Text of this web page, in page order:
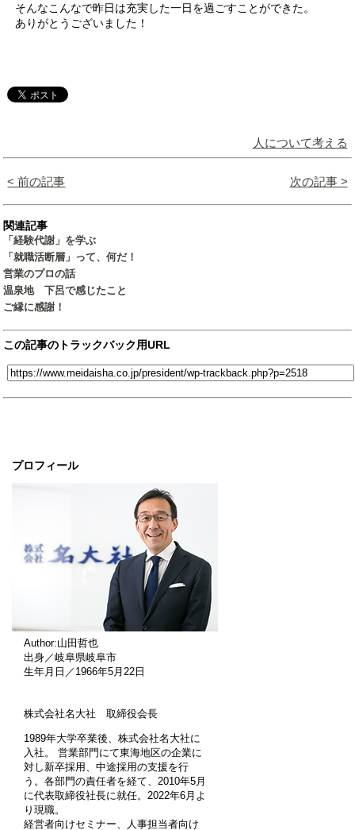
プロフィール
Author:山田哲也
出身／岐阜県岐阜市
生年月日／1966年5月22日
株式会社名大社 取締役会長
1989年大学卒業後、株式会社名大社に
入社。 営業部門にて東海地区の企業に
対し新卒採用、中途採用の支援を行
う。各部門の責任者を経て、2010年5月
に代表取締役社長に就任。2022年6月よ
り現職。
経営者向けセミナー、人事担当者向け
そんなこんなで昨日は充実した一日を過ごすことができた。
ありがとうございました！
人について考える
< 前の記事 次の記事 >
関連記事
「経験代謝」を学ぶ
「就職活断層」って、何だ！
営業のプロの話
温泉地 下呂で感じたこと
ご縁に感謝！
この記事のトラックバック用URL